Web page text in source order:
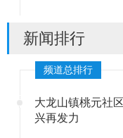
新闻排行
频道总排行
大龙山镇桃元社
兴再发力